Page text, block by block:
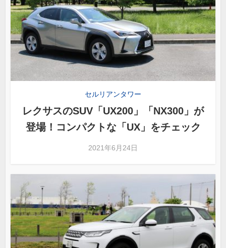
セルリアンタワー
レクサスのSUV「UX200」「NX300」が
登場！コンパクトな「UX」をチェック
2021年6月24日